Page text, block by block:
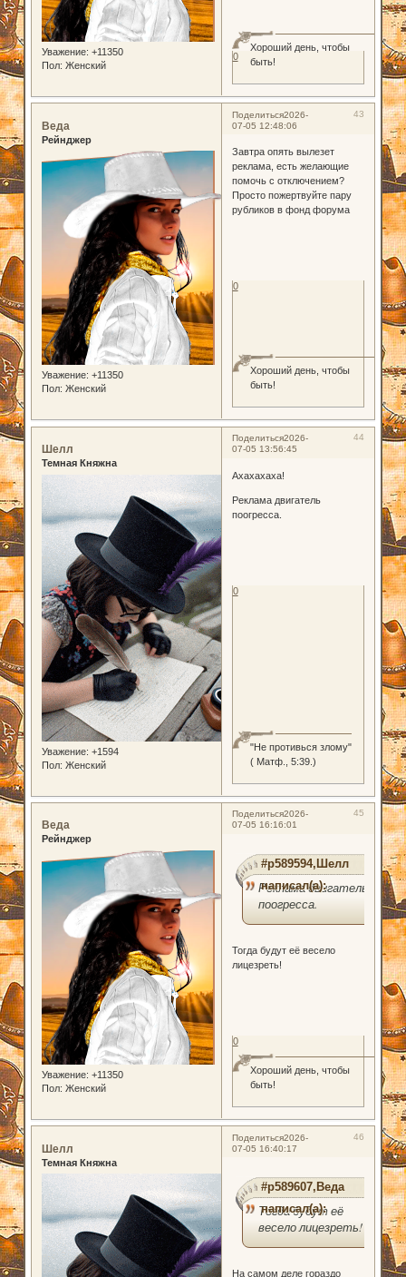
Уважение: +11350
Пол: Женский
Хороший день, чтобы
быть!
0
Поделиться 43
2026-
07-05 12:48:06
Веда
Рейнджер
Уважение: +11350
Пол: Женский
Завтра опять вылезет
реклама, есть желающие
помочь с отключением?
Просто пожертвуйте пару
рубликов в фонд форума
Хороший день, чтобы
быть!
0
Поделиться 44
2026-
07-05 13:56:45
Шелл
Темная Княжна
Уважение: +1594
Пол: Женский
Ахахахаха!
Реклама двигатель
поогресса.
"Не противься злому"
( Матф., 5:39.)
0
Поделиться 45
2026-
07-05 16:16:01
Веда
Рейнджер
Уважение: +11350
Пол: Женский
#p589594,Шелл
написал(а):
Реклама двигатель
поогресса.
Тогда будут её весело
лицезреть!
Хороший день, чтобы
быть!
0
Поделиться 46
2026-
07-05 16:40:17
Шелл
Темная Княжна
#p589607,Веда
написал(а):
Тогда будут её
весело лицезреть!
На самом деле гораздо